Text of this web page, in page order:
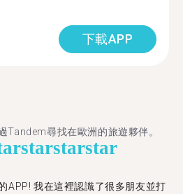
下載APP
Tandem尋找在歐洲的旅遊夥伴。
starstarstar
APP! 我在這裡認識了很多朋友並打